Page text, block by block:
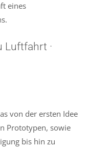
eines
Luftfahrt ·
von der ersten Idee
Prototypen, sowie
bis hin zu